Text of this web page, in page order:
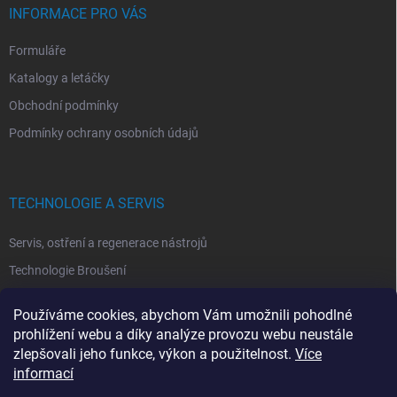
Používáme cookies, abychom Vám umožnili pohodlné
prohlížení webu a díky analýze provozu webu neustále
zlepšovali jeho funkce, výkon a použitelnost. Více
informací
INFORMACE PRO VÁS
Formuláře
Katalogy a letáčky
Obchodní podmínky
Podmínky ochrany osobních údajů
TECHNOLOGIE A SERVIS
Servis, ostření a regenerace nástrojů
Technologie Broušení
Technologie Laserová Ablace